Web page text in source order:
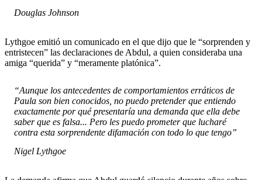
Douglas Johnson
Lythgoe emitió un comunicado en el que dijo que le “sorprenden y
entristecen” las declaraciones de Abdul, a quien consideraba una
amiga “querida” y “meramente platónica”.
“Aunque los antecedentes de comportamientos erráticos de
Paula son bien conocidos, no puedo pretender que entiendo
exactamente por qué presentaría una demanda que ella debe
saber que es falsa... Pero les puedo prometer que lucharé
contra esta sorprendente difamación con todo lo que tengo”
Nigel Lythgoe